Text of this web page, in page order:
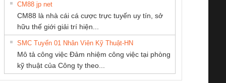
sát chuỗi
tấm pin
16I+
(2502520000)
Bộ chỉnh lưu nguồn
điện TRANSCLINIC
BKE 1K5.4
(7791400879)2. Giá
Nẹp nhôm chống
trơn Đà Nẵng
TNHH TM QC
Miền
THƯƠNG MẠI
THIÊN ÂN VIỆT
NAM
PHẦN DÂY VÀ
CM88 jp net
CM88 là nhà cái cá cược trực tuyến uy tín, sở
hữu thế giới giải trí hiện...
SMC Tuyển 01 Nhân Viên Kỹ Thuật-HN
Mô tả công việc Đảm nhiệm công việc tại phòng
kỹ thuật của Công ty theo...